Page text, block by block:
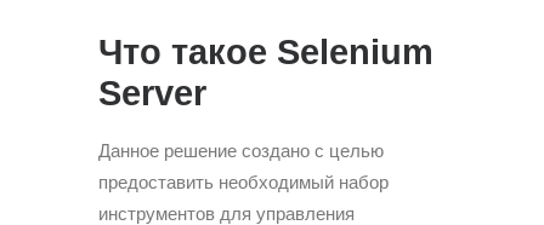
Что такое Selenium
Server
Данное решение создано с целью
предоставить необходимый набор
инструментов для управления